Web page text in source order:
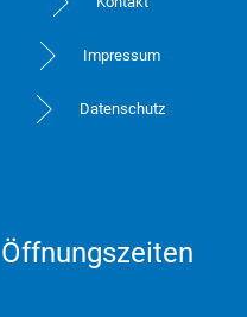
Impressum
Datenschutz
Öffnungszeiten